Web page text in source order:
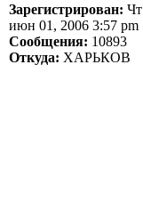
Зарегистрирован: Чт
июн 01, 2006 3:57 pm
Сообщения: 10893
Откуда: ХАРЬКОВ